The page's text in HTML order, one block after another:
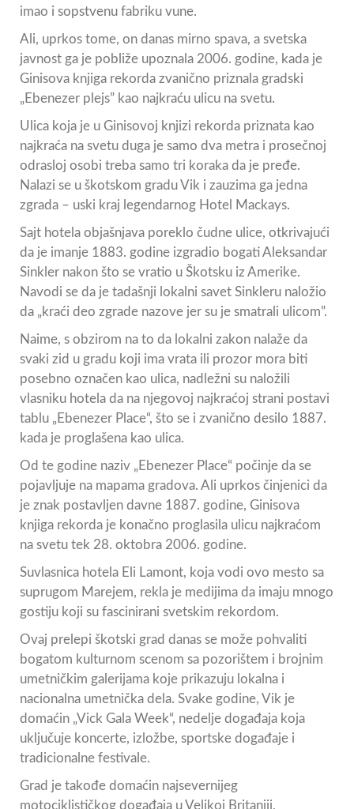
imao i sopstvenu fabriku vune.
Ali, uprkos tome, on danas mirno spava, a svetska
javnost ga je pobliže upoznala 2006. godine, kada je
Ginisova knjiga rekorda zvanično priznala gradski
„Ebenezer plejs” kao najkraću ulicu na svetu.
Ulica koja je u Ginisovoj knjizi rekorda priznata kao
najkraća na svetu duga je samo dva metra i prosečnoj
odrasloj osobi treba samo tri koraka da je pređe.
Nalazi se u škotskom gradu Vik i zauzima ga jedna
zgrada – uski kraj legendarnog Hotel Mackays.
Sajt hotela objašnjava poreklo čudne ulice, otkrivajući
da je imanje 1883. godine izgradio bogati Aleksandar
Sinkler nakon što se vratio u Škotsku iz Amerike.
Navodi se da je tadašnji lokalni savet Sinkleru naložio
da „kraći deo zgrade nazove jer su je smatrali ulicom”.
Naime, s obzirom na to da lokalni zakon nalaže da
svaki zid u gradu koji ima vrata ili prozor mora biti
posebno označen kao ulica, nadležni su naložili
vlasniku hotela da na njegovoj najkraćoj strani postavi
tablu „Ebenezer Place“, što se i zvanično desilo 1887.
kada je proglašena kao ulica.
Od te godine naziv „Ebenezer Place“ počinje da se
pojavljuje na mapama gradova. Ali uprkos činjenici da
je znak postavljen davne 1887. godine, Ginisova
knjiga rekorda je konačno proglasila ulicu najkraćom
na svetu tek 28. oktobra 2006. godine.
Suvlasnica hotela Eli Lamont, koja vodi ovo mesto sa
suprugom Marejem, rekla je medijima da imaju mnogo
gostiju koji su fascinirani svetskim rekordom.
Ovaj prelepi škotski grad danas se može pohvaliti
bogatom kulturnom scenom sa pozorištem i brojnim
umetničkim galerijama koje prikazuju lokalna i
nacionalna umetnička dela. Svake godine, Vik je
domaćin „Vick Gala Week“, nedelje događaja koja
uključuje koncerte, izložbe, sportske događaje i
tradicionalne festivale.
Grad je takođe domaćin najsevernijeg
motociklističkog događaja u Velikoj Britaniji,